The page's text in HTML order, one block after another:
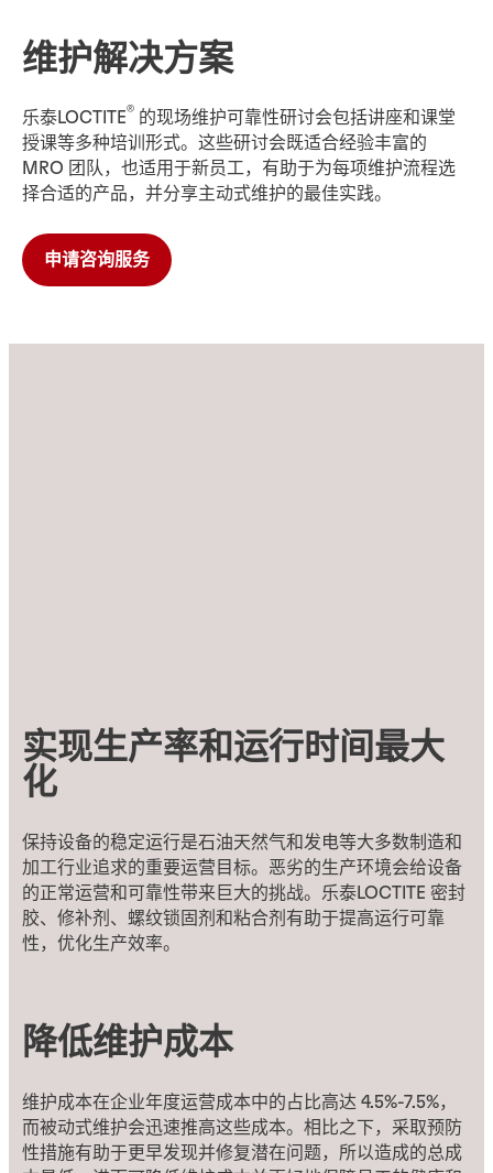
维护解决方案
乐泰LOCTITE
®
的现场维护可靠性研讨会包括讲座和课堂
授课等多种培训形式。这些研讨会既适合经验丰富的
MRO 团队，也适用于新员工，有助于为每项维护流程选
择合适的产品，并分享主动式维护的最佳实践。
申请咨询服务
实现生产率和运行时间最大
化
保持设备的稳定运行是石油天然气和发电等大多数制造和
加工行业追求的重要运营目标。恶劣的生产环境会给设备
的正常运营和可靠性带来巨大的挑战。乐泰LOCTITE 密封
胶、修补剂、螺纹锁固剂和粘合剂有助于提高运行可靠
性，优化生产效率。
降低维护成本
维护成本在企业年度运营成本中的占比高达 4.5%-7.5%，
而被动式维护会迅速推高这些成本。相比之下，采取预防
性措施有助于更早发现并修复潜在问题，所以造成的总成